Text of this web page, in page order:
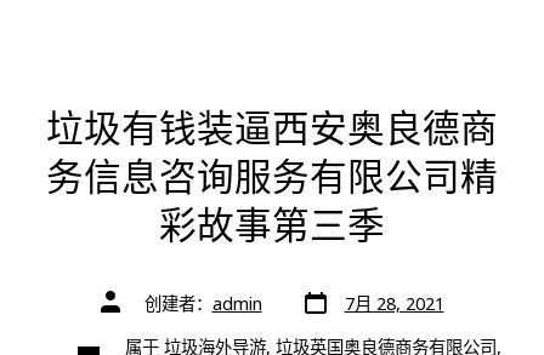
垃圾有钱装逼西安奥良德商
务信息咨询服务有限公司精
彩故事第三季
文
章
者
创建者： admin 文
章
期
7月 28, 2021
类
属于 垃圾海外导游, 垃圾英国奥良德商务有限公司,